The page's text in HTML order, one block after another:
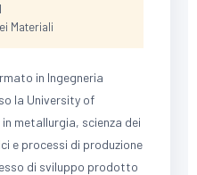
Materiali
in Ingegneria
la University of
metallurgia, scienza dei
e processi di produzione
di sviluppo prodotto